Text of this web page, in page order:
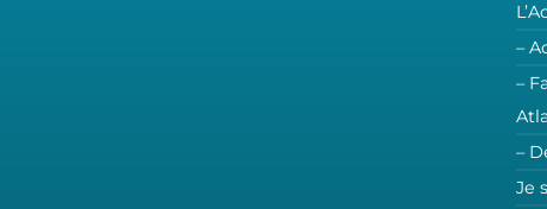
–
–
–
Je